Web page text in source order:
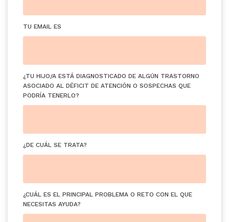
TU EMAIL ES
¿TU HIJO/A ESTÁ DIAGNOSTICADO DE ALGÚN TRASTORNO
ASOCIADO AL DÉFICIT DE ATENCIÓN O SOSPECHAS QUE
PODRÍA TENERLO?
¿DE CUÁL SE TRATA?
¿CUÁL ES EL PRINCIPAL PROBLEMA O RETO CON EL QUE
NECESITAS AYUDA?